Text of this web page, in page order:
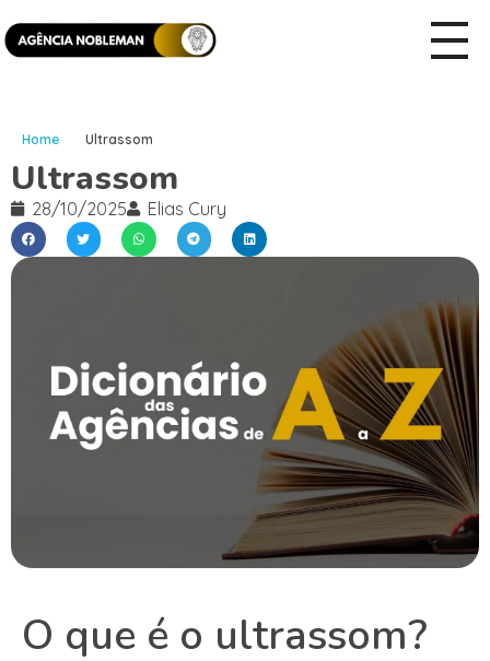
Home Ultrassom
Ultrassom
28/10/2025 Elias Cury
O que é o ultrassom?